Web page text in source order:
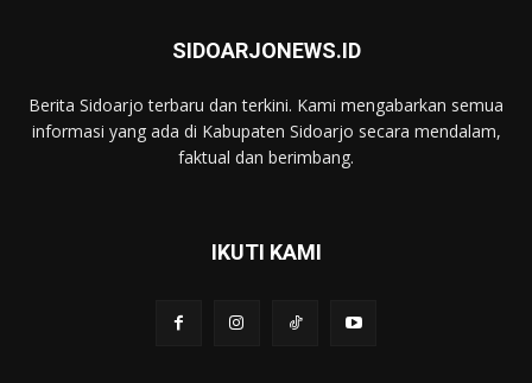
SIDOARJONEWS.ID
Berita Sidoarjo terbaru dan terkini. Kami mengabarkan semua
informasi yang ada di Kabupaten Sidoarjo secara mendalam,
faktual dan berimbang.
IKUTI KAMI